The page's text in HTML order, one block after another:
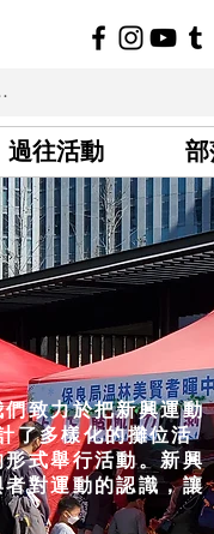
過往活動
致力於把新興運動
了多樣化的攤位活
式舉行活動。​​新興
對運動的認識，讓